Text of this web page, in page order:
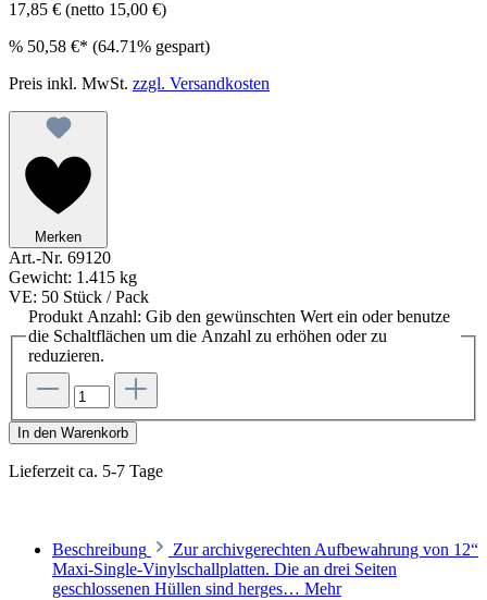
17,85 € (netto 15,00 €)
% 50,58 €* (64.71% gespart)
Preis inkl. MwSt. zzgl. Versandkosten
Merken
Art.-Nr. 69120
Gewicht: 1.415 kg
VE: 50 Stück / Pack
Produkt Anzahl: Gib den gewünschten Wert ein oder benutze
die Schaltflächen um die Anzahl zu erhöhen oder zu
reduzieren.
In den Warenkorb
Lieferzeit ca. 5-7 Tage
Beschreibung
Zur archivgerechten Aufbewahrung von 12“
Maxi-Single-Vinylschallplatten. Die an drei Seiten
geschlossenen Hüllen sind herges… Mehr